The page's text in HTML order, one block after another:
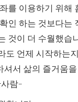
를 이용하기 위해
인 하는 것보다는
것이 더 수월했습
도 언제 시작하는
셔서 삶의 즐거움
람-